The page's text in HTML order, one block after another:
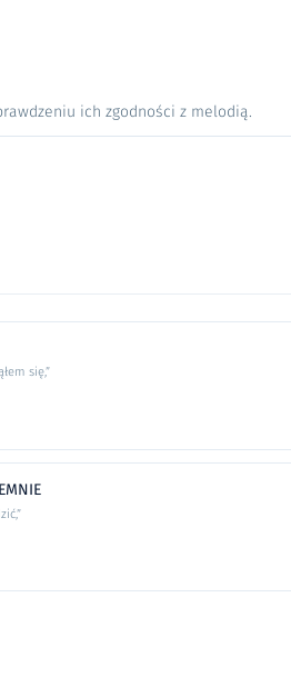
ich zgodności z melodią.
się,”